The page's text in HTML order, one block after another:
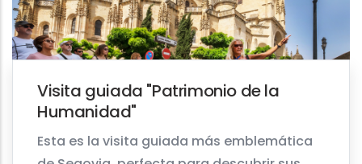
Visita guiada "Patrimonio de la
Humanidad"
Esta es la visita guiada más emblemática